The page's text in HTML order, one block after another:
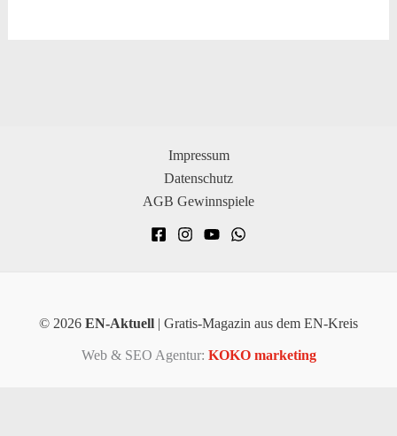
Impressum
Datenschutz
AGB Gewinnspiele
© 2026 EN-Aktuell | Gratis-Magazin aus dem EN-Kreis
Web & SEO Agentur: KOKO marketing